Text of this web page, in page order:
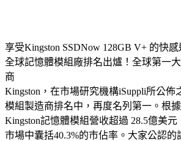
享受Kingston SSDNow 128GB V+ 的快
全球記憶體模組廠排名出爐！全球第一
商
Kingston，在市場研究機構iSuppli所公佈
模組製造商排名中，再度名列第一。根據
Kingston記憶體模組營收超過 28.5億美
市場中囊括40.3%的市佔率。大家公認的